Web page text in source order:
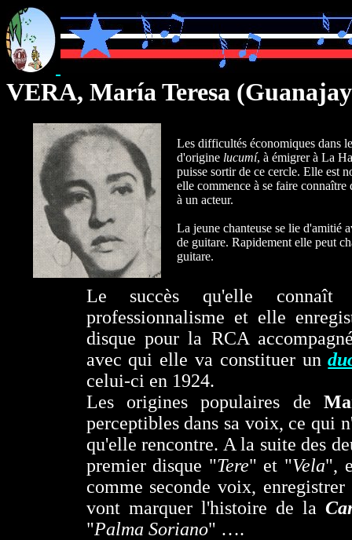
VERA, María Teresa
Les difficultés économiques dans
d'origine lucumí, à émigrer à La
puisse sortir de ce cercle. Elle est
elle commence à se faire connaître
à un acteur.
La jeune chanteuse se lie d'amitié
de guitare. Rapidement elle peut
guitare.
Le succès qu'elle
professionnalisme et elle
disque pour la RCA
avec qui elle va constituer un
celui-ci en 1924.
Les origines populaires de
perceptibles dans sa voix, ce qui
qu'elle rencontre. A la suite des
premier disque "Tere" et "Vela",
comme seconde voix,
vont marquer l'histoire de la
"Palma Soriano" ….